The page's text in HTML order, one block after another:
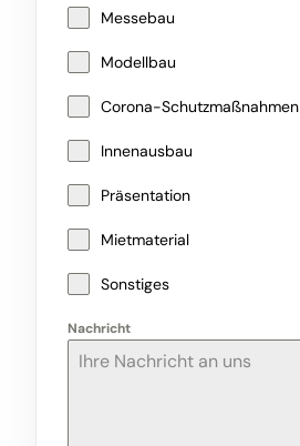
Messebau
Modellbau
Corona-Schutzmaßnahmen
Innenausbau
Präsentation
Mietmaterial
Sonstiges
Nachricht